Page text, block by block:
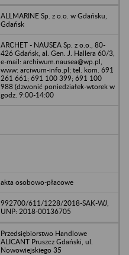
ALLMARINE Sp. z o.o. w Gdańsku,
Gdańsk
ARCHET - NAUSEA Sp. z o.o., 80-
426 Gdańsk, al. Gen. J. Hallera 60/3,
e-mail: archiwum.nausea@wp.pl,
www: arciwum-info.pl; tel. kom. 691
261 661; 691 100 399; 691 100
988 (dzwonić poniedziałek-wtorek w
godz. 9:00-14:00
akta osobowo-płacowe
992700/611/1228/2018-SAK-WJ,
UNP: 2018-00136705
Przedsiębiorstwo Handlowe
ALICANT Pruszcz Gdański, ul.
Nowowiejskiego 35